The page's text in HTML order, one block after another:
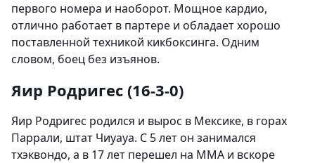
первого номера и наоборот. Мощное кардио,
отлично работает в партере и обладает хорошо
поставленной техникой кикбоксинга. Одним
словом, боец без изъянов.
Яир Родригес (16-3-0)
Яир Родригес родился и вырос в Мексике, в горах
Паррали, штат Чиуауа. С 5 лет он занимался
тхэквондо, а в 17 лет перешел на ММА и вскоре